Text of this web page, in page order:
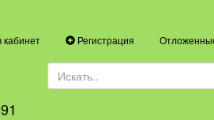
кабинет Регистрация